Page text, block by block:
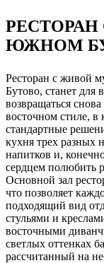
ЮЖНОМ
Ресторан с живой
Бутово, станет для
возвращаться
восточном стиле, в
стандартные
кухня трех разных
напитков и,
сердцем полюбить
Основной зал
что позволяет
подходящий вид
стульями и
восточными
светлых оттенках
рассчитанный на